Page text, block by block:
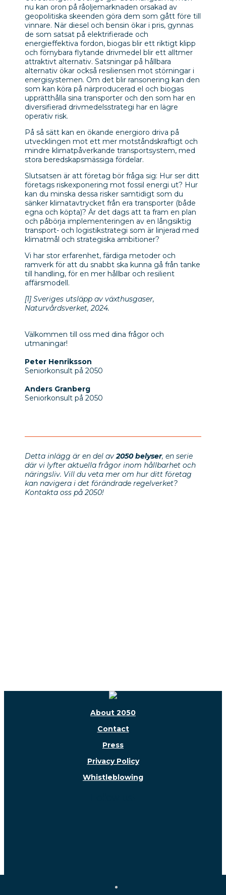
nu kan oron på råoljemarknaden orsakad av
geopolitiska skeenden göra dem som gått före till
vinnare. När diesel och bensin ökar i pris, gynnas
de som satsat på elektrifierade och
energieffektiva fordon, biogas blir ett riktigt klipp
och förnybara flytande drivmedel blir ett alltmer
attraktivt alternativ. Satsningar på hållbara
alternativ ökar också resiliensen mot störningar i
energisystemen. Om det blir ransonering kan den
som kan köra på närproducerad el och biogas
upprätthålla sina transporter och den som har en
diversifierad drivmedelsstrategi har en lägre
operativ risk.
På så sätt kan en ökande energioro driva på
utvecklingen mot ett mer motståndskraftigt och
mindre klimatpåverkande transportsystem, med
stora beredskapsmässiga fördelar.
Slutsatsen är att företag bör fråga sig: Hur ser ditt
företags riskexponering mot fossil energi ut? Hur
kan du minska dessa risker samtidigt som du
sänker klimatavtrycket från era transporter (både
egna och köpta)? Är det dags att ta fram en plan
och påbörja implementeringen av en långsiktig
transport- och logistikstrategi som är linjerad med
klimatmål och strategiska ambitioner?
Vi har stor erfarenhet, färdiga metoder och
ramverk för att du snabbt ska kunna gå från tanke
till handling, för en mer hållbar och resilient
affärsmodell.
[1]Sveriges utsläpp av växthusgaser,
Naturvårdsverket, 2024.
Välkommen till oss med dina frågor och
utmaningar!
Peter Henriksson
Seniorkonsult på 2050
Anders Granberg
Seniorkonsult på 2050
Detta inlägg är en del av 2050 belyser, en serie
där vi lyfter aktuella frågor inom hållbarhet och
näringsliv. Vill du veta mer om hur ditt företag
kan navigera i det förändrade regelverket?
Kontakta oss på 2050!
About 2050
Contact
Press
Privacy Policy
Whistleblowing